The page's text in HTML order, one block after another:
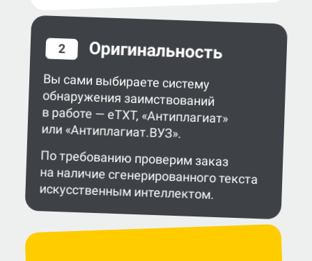
2 Оригинальность
Вы сами выбираете систему
обнаружения заимствований
в работе — eTXT, «Антиплагиат»
или «Антиплагиат.ВУЗ».
По требованию проверим заказ
на наличие сгенерированного текста
искусственным интеллектом.